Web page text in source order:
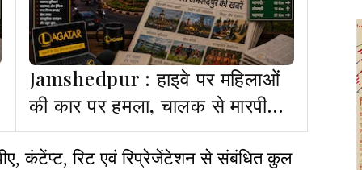
Jamshedpur : हाइवे पर महिलाओं
की कार पर हमला, चालक से मारपीट
व पुलिस पर देर से पहुंचने का आरोप
कंटेंप्ट, रिट एवं रिप्रेजेंटेशन से संबंधित कुल